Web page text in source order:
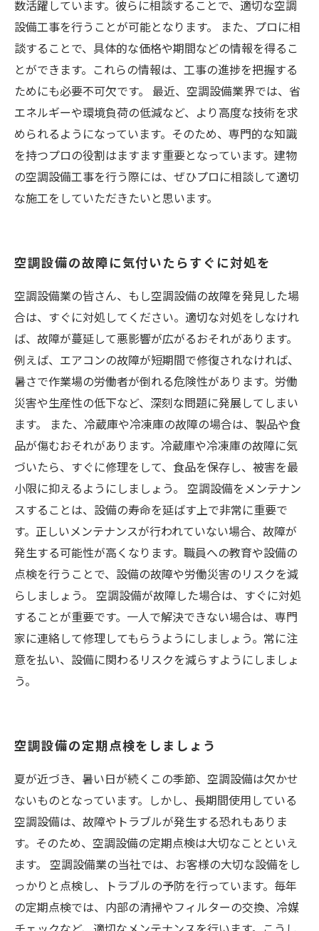
数活躍しています。彼らに相談することで、適切な空調
設備工事を行うことが可能となります。 また、プロに相
談することで、具体的な価格や期間などの情報を得るこ
とができます。これらの情報は、工事の進捗を把握する
ためにも必要不可欠です。 最近、空調設備業界では、省
エネルギーや環境負荷の低減など、より高度な技術を求
められるようになっています。そのため、専門的な知識
を持つプロの役割はますます重要となっています。建物
の空調設備工事を行う際には、ぜひプロに相談して適切
な施工をしていただきたいと思います。
空調設備の故障に気付いたらすぐに対処を
空調設備業の皆さん、もし空調設備の故障を発見した場
合は、すぐに対処してください。適切な対処をしなけれ
ば、故障が蔓延して悪影響が広がるおそれがあります。
例えば、エアコンの故障が短期間で修復されなければ、
暑さで作業場の労働者が倒れる危険性があります。労働
災害や生産性の低下など、深刻な問題に発展してしまい
ます。 また、冷蔵庫や冷凍庫の故障の場合は、製品や食
品が傷むおそれがあります。冷蔵庫や冷凍庫の故障に気
づいたら、すぐに修理をして、食品を保存し、被害を最
小限に抑えるようにしましょう。 空調設備をメンテナン
スすることは、設備の寿命を延ばす上で非常に重要で
す。正しいメンテナンスが行われていない場合、故障が
発生する可能性が高くなります。職員への教育や設備の
点検を行うことで、設備の故障や労働災害のリスクを減
らしましょう。 空調設備が故障した場合は、すぐに対処
することが重要です。一人で解決できない場合は、専門
家に連絡して修理してもらうようにしましょう。常に注
意を払い、設備に関わるリスクを減らすようにしましょ
う。
空調設備の定期点検をしましょう
夏が近づき、暑い日が続くこの季節、空調設備は欠かせ
ないものとなっています。しかし、長期間使用している
空調設備は、故障やトラブルが発生する恐れもありま
す。そのため、空調設備の定期点検は大切なことといえ
ます。 空調設備業の当社では、お客様の大切な設備をし
っかりと点検し、トラブルの予防を行っています。毎年
の定期点検では、内部の清掃やフィルターの交換、冷媒